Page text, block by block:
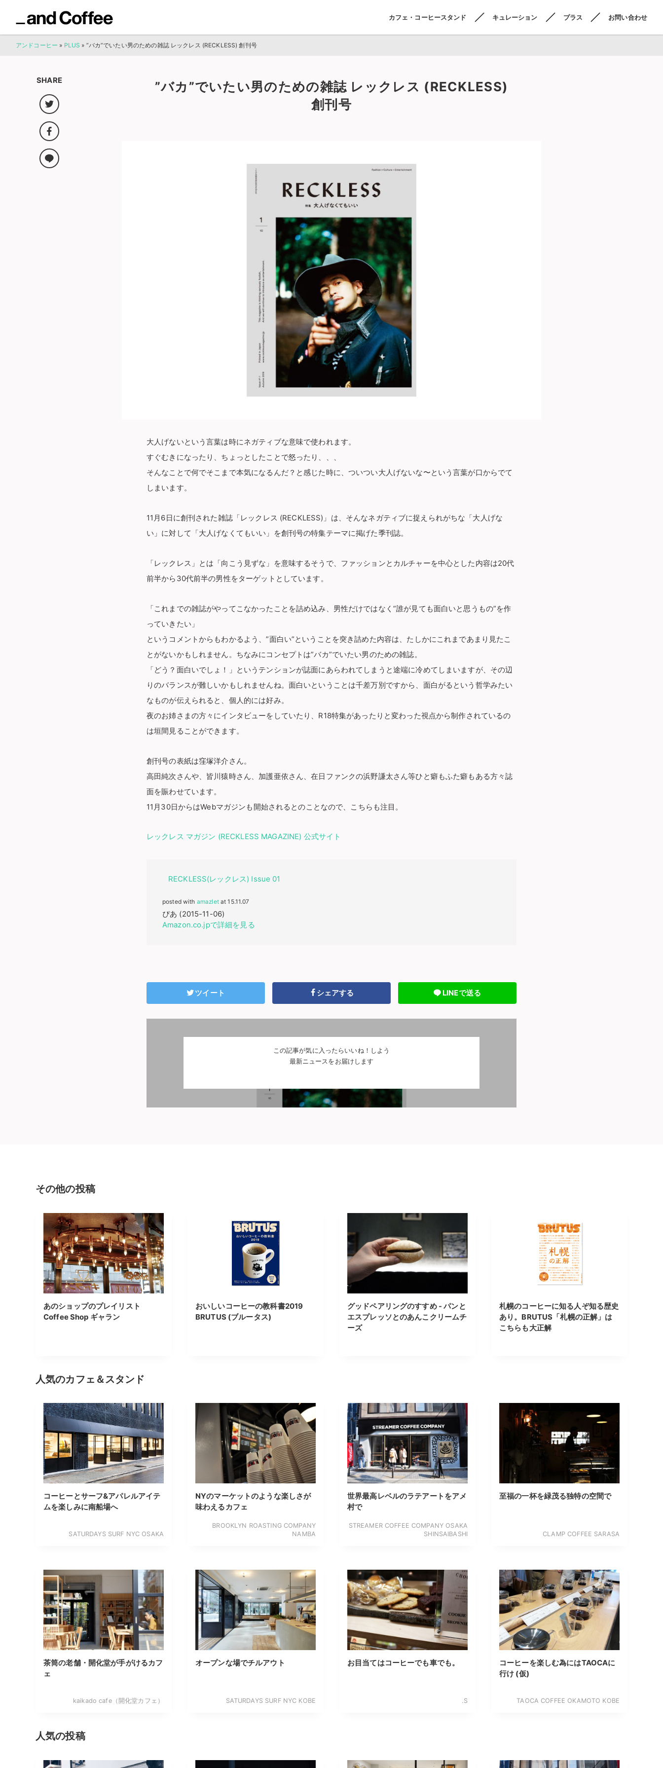
カフェ・コーヒースタンド キュレーション プラス お問い合わせ
アンドコーヒー » PLUS » ”バカ”でいたい男のための雑誌 レックレス (RECKLESS) 創刊号
”バカ”でいたい男のための雑誌 レックレス (RECKLESS)
創刊号
SHARE
大人げないという言葉は時にネガティブな意味で使われます。
すぐむきになったり、ちょっとしたことで怒ったり、、、
そんなことで何でそこまで本気になるんだ？と感じた時に、ついつい大人げないな〜という言葉が口からでて
しまいます。
11月6日に創刊された雑誌「レックレス (RECKLESS)」は、そんなネガティブに捉えられがちな「大人げな
い」に対して「大人げなくてもいい」を創刊号の特集テーマに掲げた季刊誌。
「レックレス」とは「向こう見ずな」を意味するそうで、ファッションとカルチャーを中心とした内容は20代
前半から30代前半の男性をターゲットとしています。
「これまでの雑誌がやってこなかったことを詰め込み、男性だけではなく”誰が見ても面白いと思うもの”を作
っていきたい」
というコメントからもわかるよう、”面白い”ということを突き詰めた内容は、たしかにこれまであまり見たこ
とがないかもしれません。ちなみにコンセプトは”バカ”でいたい男のための雑誌。
「どう？面白いでしょ！」というテンションが誌面にあらわれてしまうと途端に冷めてしまいますが、その辺
りのバランスが難しいかもしれませんね。面白いということは千差万別ですから、面白がるという哲学みたい
なものが伝えられると、個人的には好み。
夜のお姉さまの方々にインタビューをしていたり、R18特集があったりと変わった視点から制作されているの
は垣間見ることができます。
創刊号の表紙は窪塚洋介さん。
高田純次さんや、皆川猿時さん、加護亜依さん、在日ファンクの浜野謙太さん等ひと癖もふた癖もある方々誌
面を賑わせています。
11月30日からはWebマガジンも開始されるとのことなので、こちらも注目。
レックレス マガジン (RECKLESS MAGAZINE) 公式サイト
RECKLESS(レックレス) Issue 01
posted with amazletat 15.11.07
ぴあ (2015-11-06)
Amazon.co.jpで詳細を見る
ツイート シェアする LINEで送る
この記事が気に入ったらいいね！しよう
最新ニュースをお届けします
その他の投稿
あのショップのプレイリスト
Coffee Shop ギャラン
おいしいコーヒーの教科書2019
BRUTUS (ブルータス)
グッドペアリングのすすめ - パンと
エスプレッソとのあんこクリームチ
ーズ
札幌のコーヒーに知る人ぞ知る歴史
あり。BRUTUS「札幌の正解」は
こちらも大正解
人気のカフェ＆スタンド
コーヒーとサーフ&アパレルアイテ
ムを楽しみに南船場へ
SATURDAYS SURF NYC OSAKA
NYのマーケットのような楽しさが
味わえるカフェ
BROOKLYN ROASTING COMPANY
NAMBA
世界最高レベルのラテアートをアメ
村で
STREAMER COFFEE COMPANY OSAKA
SHINSAIBASHI
至福の一杯を緑茂る独特の空間で
CLAMP COFFEE SARASA
茶筒の老舗・開化堂が手がけるカフ
ェ
kaikado cafe（開化堂カフェ）
オープンな場でチルアウト
SATURDAYS SURF NYC KOBE
お目当てはコーヒーでも車でも。
.S
コーヒーを楽しむ為にはTAOCAに
行け (仮)
TAOCA COFFEE OKAMOTO KOBE
人気の投稿